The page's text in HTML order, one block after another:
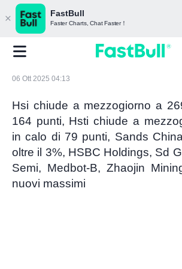
FastBull
Faster Charts, Chat Faster！
06 Ott 2025 04:13
Hsi chiude a mezzogiorno a
164 punti, Hsti chiude a
in calo di 79 punti, Sands
oltre il 3%, HSBC Holdings, Sd
Semi, Medbot-B, Zhaojin
nuovi massimi